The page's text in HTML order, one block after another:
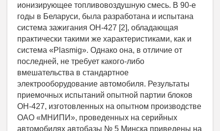
ионизирующее топливовоздушную смесь. В 90-е
годы в Беларуси, была разработана и испытана
система зажигания ОН-427 [2], обладающая
практически такими же характеристиками, как и
система «Plasmig». Однако она, в отличие от
последней, не требует какого-либо
вмешательства в стандартное
электрооборудование автомобиля. Результаты
приемочных испытаний опытной партии блоков
ОН-427, изготовленных на опытном производстве
ОАО «МНИПИ», проведенных на серийных
автомобилях автобазы № 5 Минска приведены на